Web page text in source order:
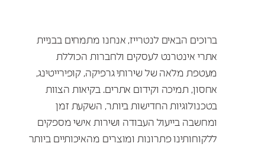
ברוכים הבאים לנטרייז, אנחנו מתמחים בבניית
אתרי אינטרנט לעסקים ולחברות הכוללת
מעטפת מלאה של שירותי גרפיקה, קופירייטינג,
אחסון, תמיכה וקידום אתרים. בקיאות הצוות
בטכנולוגיות החדישות ביותר, השקעת זמן
ומחשבה בייעול העבודה ושירות אישי מספקים
ללקוחותינו פתרונות ומוצרים מהאיכותיים ביותר